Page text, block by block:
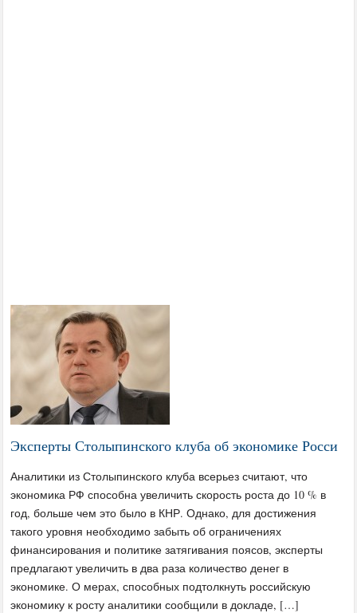
Эксперты Столыпинского клуба об экономике Росси
Аналитики из Столыпинского клуба всерьез считают, что
экономика РФ способна увеличить скорость роста до 10 % в
год, больше чем это было в КНР. Однако, для достижения
такого уровня необходимо забыть об ограничениях
финансирования и политике затягивания поясов, эксперты
предлагают увеличить в два раза количество денег в
экономике. ​О мерах, способных подтолкнуть российскую
экономику к росту аналитики сообщили в докладе, […]